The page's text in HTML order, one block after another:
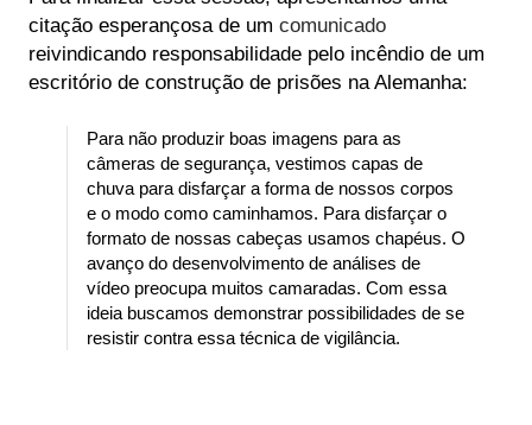
citação esperançosa de um comunicado
reivindicando responsabilidade pelo incêndio de um
escritório de construção de prisões na Alemanha:
Para não produzir boas imagens para as
câmeras de segurança, vestimos capas de
chuva para disfarçar a forma de nossos corpos
e o modo como caminhamos. Para disfarçar o
formato de nossas cabeças usamos chapéus. O
avanço do desenvolvimento de análises de
vídeo preocupa muitos camaradas. Com essa
ideia buscamos demonstrar possibilidades de se
resistir contra essa técnica de vigilância.